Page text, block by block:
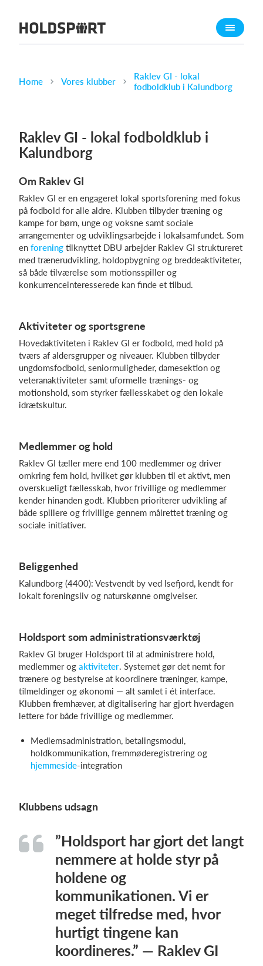
Om Holdsport
Karriere
Funktioner
Kalender
Webshop
Billetsystem
Hvad koster det?
Home Vores klubber
Raklev GI - lokal
fodboldklub i Kalundborg
Raklev GI - lokal fodboldklub i
Kalundborg
Om Raklev GI
Raklev GI er en engageret lokal sportsforening med fokus
på fodbold for alle aldre. Klubben tilbyder træning og
kampe for børn, unge og voksne samt sociale
arrangementer og udviklingsarbejde i lokalsamfundet. Som
en forening tilknyttet DBU arbejder Raklev GI struktureret
med trænerudvikling, holdopbygning og breddeaktiviteter,
så både tilværelse som motionsspiller og
konkurrenceinteresserede kan finde et tilbud.
Aktiviteter og sportsgrene
Hovedaktiviteten i Raklev GI er fodbold, med hold på
tværs af aldersgrupper og niveauer. Klubben tilbyder
ungdomsfodbold, seniormuligheder, damesektion og
veteranaktiviteter samt uformelle trænings- og
motionshold, som styrker fællesskabet og den lokale
idrætskultur.
Medlemmer og hold
Raklev GI tæller mere end 100 medlemmer og driver
omkring fem hold, hvilket gør klubben til et aktivt, men
overskueligt fællesskab, hvor frivillige og medlemmer
kender hinanden godt. Klubben prioriterer udvikling af
både spillere og frivillige gennem målrettet træning og
sociale initiativer.
Beliggenhed
Kalundborg (4400): Vestvendt by ved Isefjord, kendt for
lokalt foreningsliv og naturskønne omgivelser.
Holdsport som administrationsværktøj
Raklev GI bruger Holdsport til at administrere hold,
medlemmer og aktiviteter. Systemet gør det nemt for
trænere og bestyrelse at koordinere træninger, kampe,
tilmeldinger og økonomi — alt samlet i ét interface.
Klubben fremhæver, at digitalisering har gjort hverdagen
lettere for både frivillige og medlemmer.
Medlemsadministration, betalingsmodul,
holdkommunikation, fremmøderegistrering og
hjemmeside-integration
Klubbens udsagn
”Holdsport har gjort det langt
nemmere at holde styr på
holdene og
kommunikationen. Vi er
meget tilfredse med, hvor
hurtigt tingene kan
koordineres.” — Raklev GI